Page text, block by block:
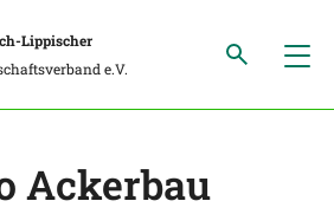
Lippischer
e.V.
Ackerbau